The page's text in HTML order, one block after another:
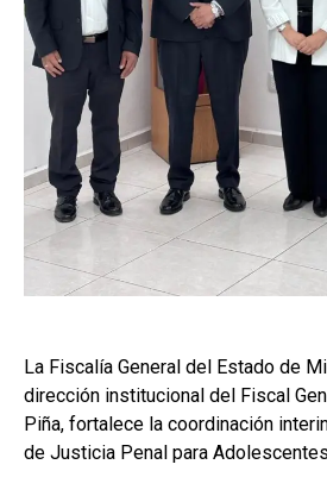
La Fiscalía General del Estado de
dirección institucional del Fiscal
Piña, fortalece la coordinación
de Justicia Penal para